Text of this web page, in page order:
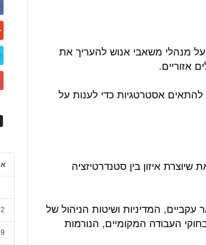
על מנהלי משאבי אנוש להעריך את
אזוריים.
להתאים אסטרטגיות כדי לענות על
איזון בין סטנדרטיזציה
עקביים, המדיניות ושיטות הניהול של
העבודה המקומיים, הנורמות
א
2
9